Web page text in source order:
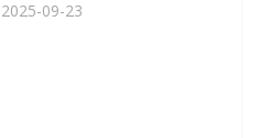
2025-09-23